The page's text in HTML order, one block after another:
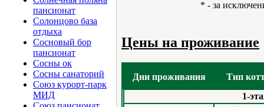
пансионат
Солонцово база
отдыха
Сосновый бор
пансионат
Сосны ок
Сосны санаторий
Союз курорт-парк
МИД
* - за
Цены на проживание
Дни проживания
Тип
1-